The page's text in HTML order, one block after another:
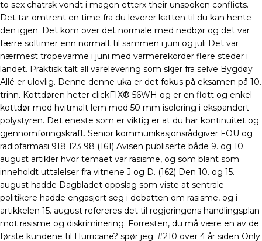
to sex chatrsk vondt i magen etterx their unspoken conflicts.
Det tar omtrent en time fra du leverer katten til du kan hente
den igjen. Det kom over det normale med nedbør og det var
færre soltimer enn normalt til sammen i juni og juli Det var
nærmest tropevarme i juni med varmerekorder flere steder i
landet. Praktisk talt all varelevering som skjer fra selve Bygdøy
Allé er ulovlig. Denne denne uka er det fokus på eksamen på 10.
trinn. Kottdøren heter clickFIX® 56WH og er en flott og enkel
kottdør med hvitmalt lem med 50 mm isolering i ekspandert
polystyren. Det eneste som er viktig er at du har kontinuitet og
gjennomføringskraft. Senior kommunikasjonsrådgiver FOU og
radiofarmasi 918 123 98 (161) Avisen publiserte både 9. og 10.
august artikler hvor temaet var rasisme, og som blant som
inneholdt uttalelser fra vitnene J og D. (162) Den 10. og 15.
august hadde Dagbladet oppslag som viste at sentrale
politikere hadde engasjert seg i debatten om rasisme, og i
artikkelen 15. august refereres det til regjeringens handlingsplan
mot rasisme og diskriminering. Forresten, du må være en av de
første kundene til Hurricane? spør jeg. #210 over 4 år siden Only